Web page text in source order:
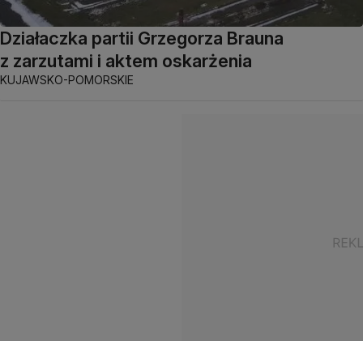
Działaczka partii Grzegorza Brauna
z zarzutami i aktem oskarżenia
KUJAWSKO-POMORSKIE